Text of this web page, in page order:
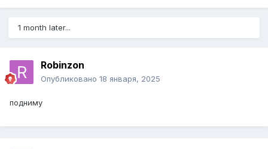
1 month later...
Robinzon
Опубликовано 18 января, 2025
подниму